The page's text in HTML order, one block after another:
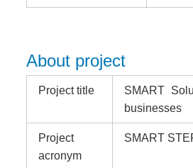
About project
Project title
SMART
businesses
Project
acronym
SMART